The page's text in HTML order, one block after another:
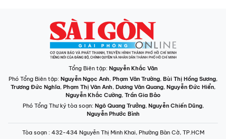
Tổng Biên tập: Nguyễn Khắc Văn
Phó Tổng Biên tập: Nguyễn Ngọc Anh, Phạm Văn Trường, Bùi Thị Hồng Sương,
Trương Đức Nghĩa, Phạm Thị Vân Anh, Dương Văn Quang, Nguyễn Đức Hiển,
Nguyễn Khắc Cường, Trần Gia Bảo
Phó Tổng Thư ký tòa soạn: Ngô Quang Trưởng, Nguyễn Chiến Dũng,
Nguyễn Phước Bình
Tòa soạn : 432-434 Nguyễn Thị Minh Khai, Phường Bàn Cờ, TP.HCM